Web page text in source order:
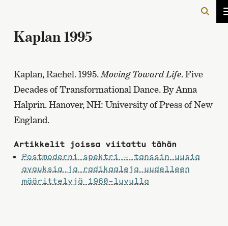
Kaplan 1995
Kaplan, Rachel. 1995.Moving Toward Life. Five
Decades of Transformational Dance. By Anna
Halprin. Hanover, NH: University of Press of New
England.
Artikkelit joissa viitattu tähän
Postmoderni spektri – tanssin uusia
avauksia ja radikaaleja uudelleen
määrittelyjä 1960-luvulla